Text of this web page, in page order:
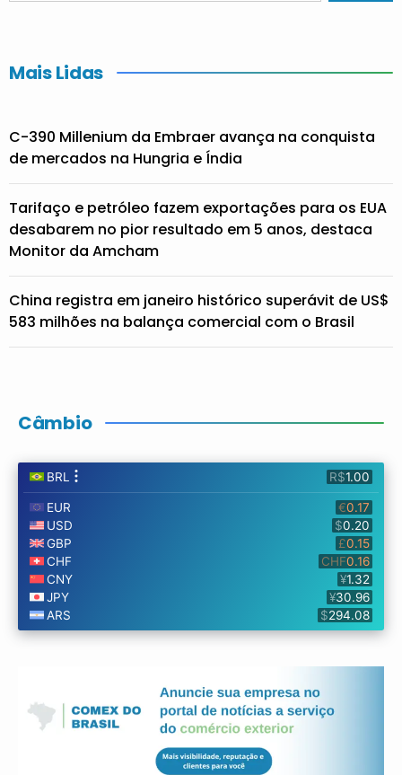
Mais Lidas
C-390 Millenium da Embraer avança na conquista
de mercados na Hungria e Índia
Tarifaço e petróleo fazem exportações para os EUA
desabarem no pior resultado em 5 anos, destaca
Monitor da Amcham
China registra em janeiro histórico superávit de US$
583 milhões na balança comercial com o Brasil
Câmbio